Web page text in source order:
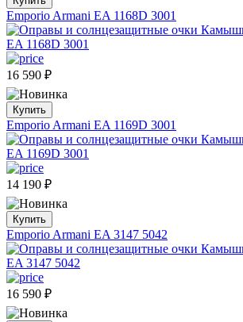
Emporio Armani EA 1168D 3001
16 590 ₽
Купить
Emporio Armani EA 1169D 3001
14 190 ₽
Купить
Emporio Armani EA 3147 5042
16 590 ₽